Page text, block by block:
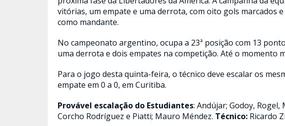
vitórias, um empate e uma derrota, com oito gols marcados
como mandante.
No campeonato argentino, ocupa a 23ª posição com 13
uma derrota e dois empates na competição. Até o momento
Para o jogo desta quinta-feira, o técnico deve escalar os
empate em 0 a 0, em Curitiba.
Provável escalação do Estudiantes: Andújar; Godoy,
Corcho Rodríguez e Piatti; Mauro Méndez. Técnico: Ricardo